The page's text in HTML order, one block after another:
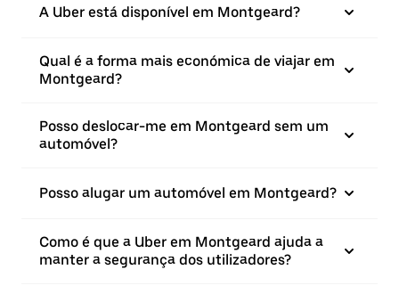
A Uber está disponível em Montgeard?
Qual é a forma mais económica de viajar em
Montgeard?
Posso deslocar-me em Montgeard sem um
automóvel?
Posso alugar um automóvel em Montgeard?
Como é que a Uber em Montgeard ajuda a
manter a segurança dos utilizadores?